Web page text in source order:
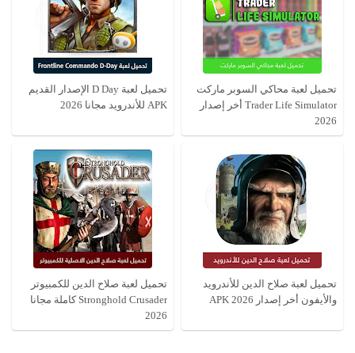
تحميل لعبة محاكي السوبر ماركت
Trader Life Simulator أخر إصدار
2026
تحميل لعبة D Day الإصدار القديم
APK للأندرويد مجانا 2026
تحميل لعبة صلاح الدين للأندرويد
والأيفون أخر إصدار APK 2026
تحميل لعبة صلاح الدين للكمبيوتر
Stronghold Crusader كاملة مجانا
2026